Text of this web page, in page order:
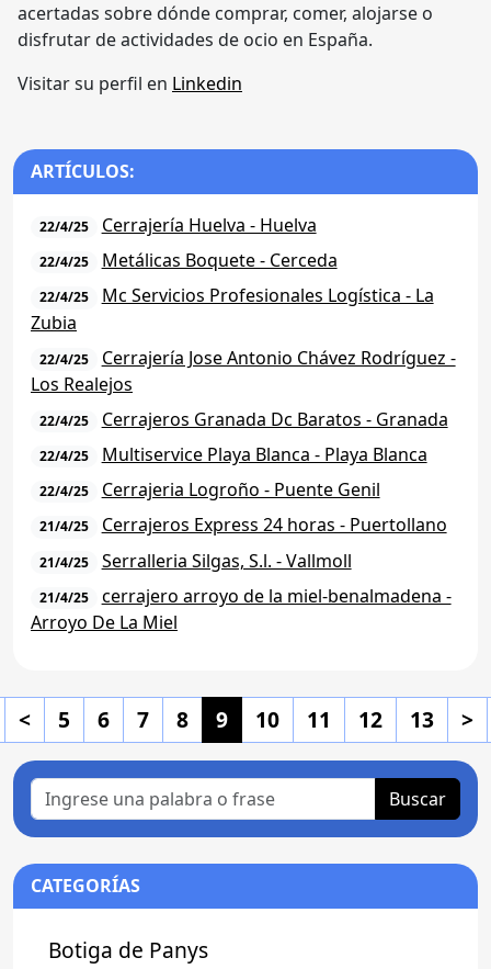
acertadas sobre dónde comprar, comer, alojarse o
disfrutar de actividades de ocio en España.
Visitar su perfil en Linkedin
ARTÍCULOS:
22/4/25 Cerrajería Huelva - Huelva
22/4/25 Metálicas Boquete - Cerceda
22/4/25
Mc Servicios Profesionales Logística - La
Zubia
22/4/25
Cerrajería Jose Antonio Chávez Rodríguez -
Los Realejos
22/4/25 Cerrajeros Granada Dc Baratos - Granada
22/4/25 Multiservice Playa Blanca - Playa Blanca
22/4/25 Cerrajeria Logroño - Puente Genil
21/4/25 Cerrajeros Express 24 horas - Puertollano
21/4/25 Serralleria Silgas, S.l. - Vallmoll
21/4/25
cerrajero arroyo de la miel-benalmadena -
Arroyo De La Miel
< 5 6 7 8 9 10 11 12 13 >
Buscar
CATEGORÍAS
Botiga de Panys